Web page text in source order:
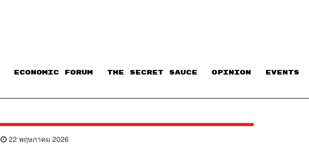
ECONOMIC FORUM THE SECRET SAUCE​ OPINION EVENTS
22 พฤษภาคม 2026